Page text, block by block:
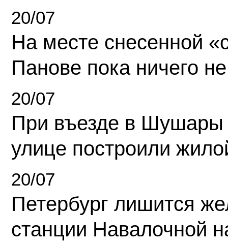
20/07
На месте снесенной
Панове пока ничего
20/07
При въезде в Шушары
улице построили
20/07
Петербург лишится
станции Навалочной